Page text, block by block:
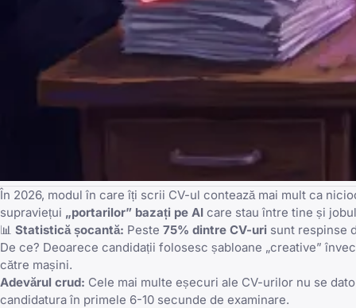
În 2026, modul în care îți scrii CV-ul contează mai mult ca
supraviețui „portarilor” bazați pe AI care stau între tine și
📊 Statistică șocantă: Peste 75% dintre CV-uri sunt respinse
De ce? Deoarece candidații folosesc șabloane „creative”
către mașini.
Adevărul crud: Cele mai multe eșecuri ale CV-urilor nu se
candidatura în primele 6-10 secunde de examinare.